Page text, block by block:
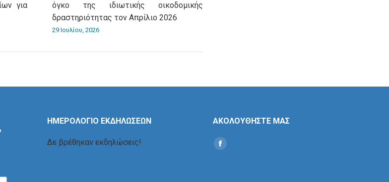
για
όγκο της ιδιωτικής οικοδομικής
δραστηριότητας τον Απρίλιο 2026
29 Ιουλίου, 2026
ΗΜΕΡΟΛΟΓΙΟ ΕΚΔΗΛΩΣΕΩΝ
Δε βρέθηκαν εκδηλώσεις!
ΑΚΟΛΟΥΘΗΣΤΕ ΜΑΣ
Find us on:
Social